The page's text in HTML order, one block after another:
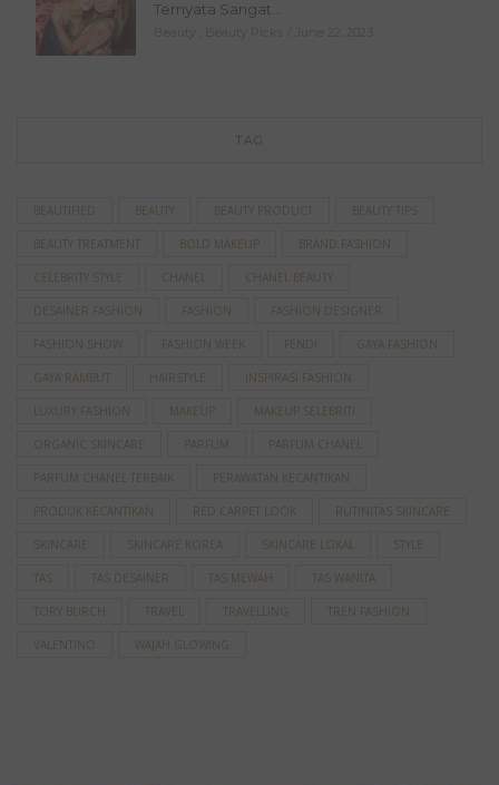
Ternyata Sangat...
Beauty Beauty Picks June 22, 2023
TAG
BEAUTIFIED BEAUTY BEAUTY PRODUCT BEAUTY TIPS
BEAUTY TREATMENT BOLD MAKEUP BRAND FASHION
CELEBRITY STYLE CHANEL CHANEL BEAUTY
DESAINER FASHION FASHION FASHION DESIGNER
FASHION SHOW FASHION WEEK FENDI GAYA FASHION
GAYA RAMBUT HAIRSTYLE INSPIRASI FASHION
LUXURY FASHION MAKEUP MAKEUP SELEBRITI
ORGANIC SKINCARE PARFUM PARFUM CHANEL
PARFUM CHANEL TERBAIK PERAWATAN KECANTIKAN
PRODUK KECANTIKAN RED CARPET LOOK RUTINITAS SKINCARE
SKINCARE SKINCARE KOREA SKINCARE LOKAL STYLE
TAS TAS DESAINER TAS MEWAH TAS WANITA
TORY BURCH TRAVEL TRAVELLING TREN FASHION
VALENTINO WAJAH GLOWING